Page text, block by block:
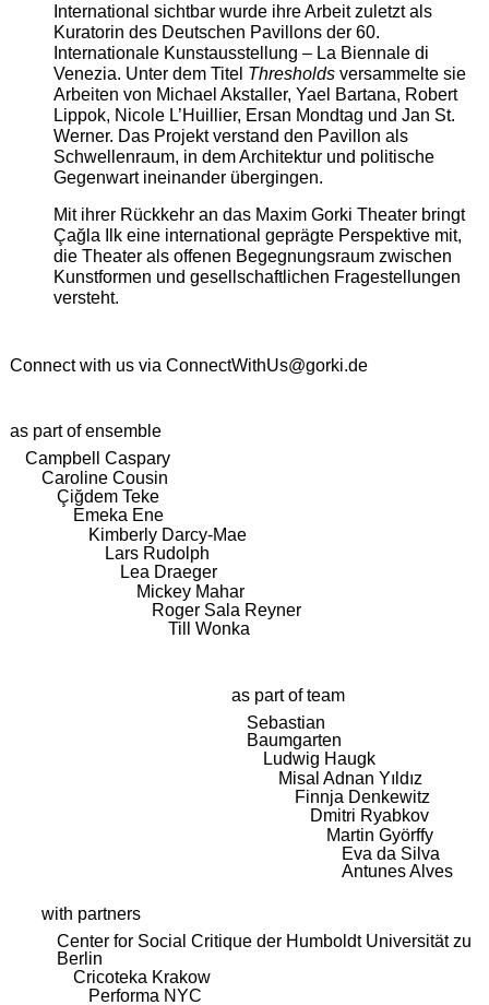
International sichtbar wurde ihre Arbeit zuletzt als
Kuratorin des Deutschen Pavillons der 60.
Internationale Kunstausstellung – La Biennale di
Venezia. Unter dem Titel Thresholdsversammelte sie
Arbeiten von Michael Akstaller, Yael Bartana, Robert
Lippok, Nicole L’Huillier, Ersan Mondtag und Jan St.
Werner. Das Projekt verstand den Pavillon als
Schwellenraum, in dem Architektur und politische
Gegenwart ineinander übergingen.
Mit ihrer Rückkehr an das Maxim Gorki Theater bringt
Çağla Ilk eine international geprägte Perspektive mit,
die Theater als offenen Begegnungsraum zwischen
Kunstformen und gesellschaftlichen Fragestellungen
versteht.
Connect with us via ConnectWithUs@gorki.de
as part of ensemble
Campbell Caspary
Caroline Cousin
Çiğdem Teke
Emeka Ene
Kimberly Darcy-Mae
Lars Rudolph
Lea Draeger
Mickey Mahar
Roger Sala Reyner
Till Wonka
as part of team
Sebastian
Baumgarten
Ludwig Haugk
Misal Adnan Yıldız
Finnja Denkewitz
Dmitri Ryabkov
Martin Györffy
Eva da Silva
Antunes Alves
with partners
Center for Social Critique der Humboldt Universität zu
Berlin
Cricoteka Krakow
Performa NYC